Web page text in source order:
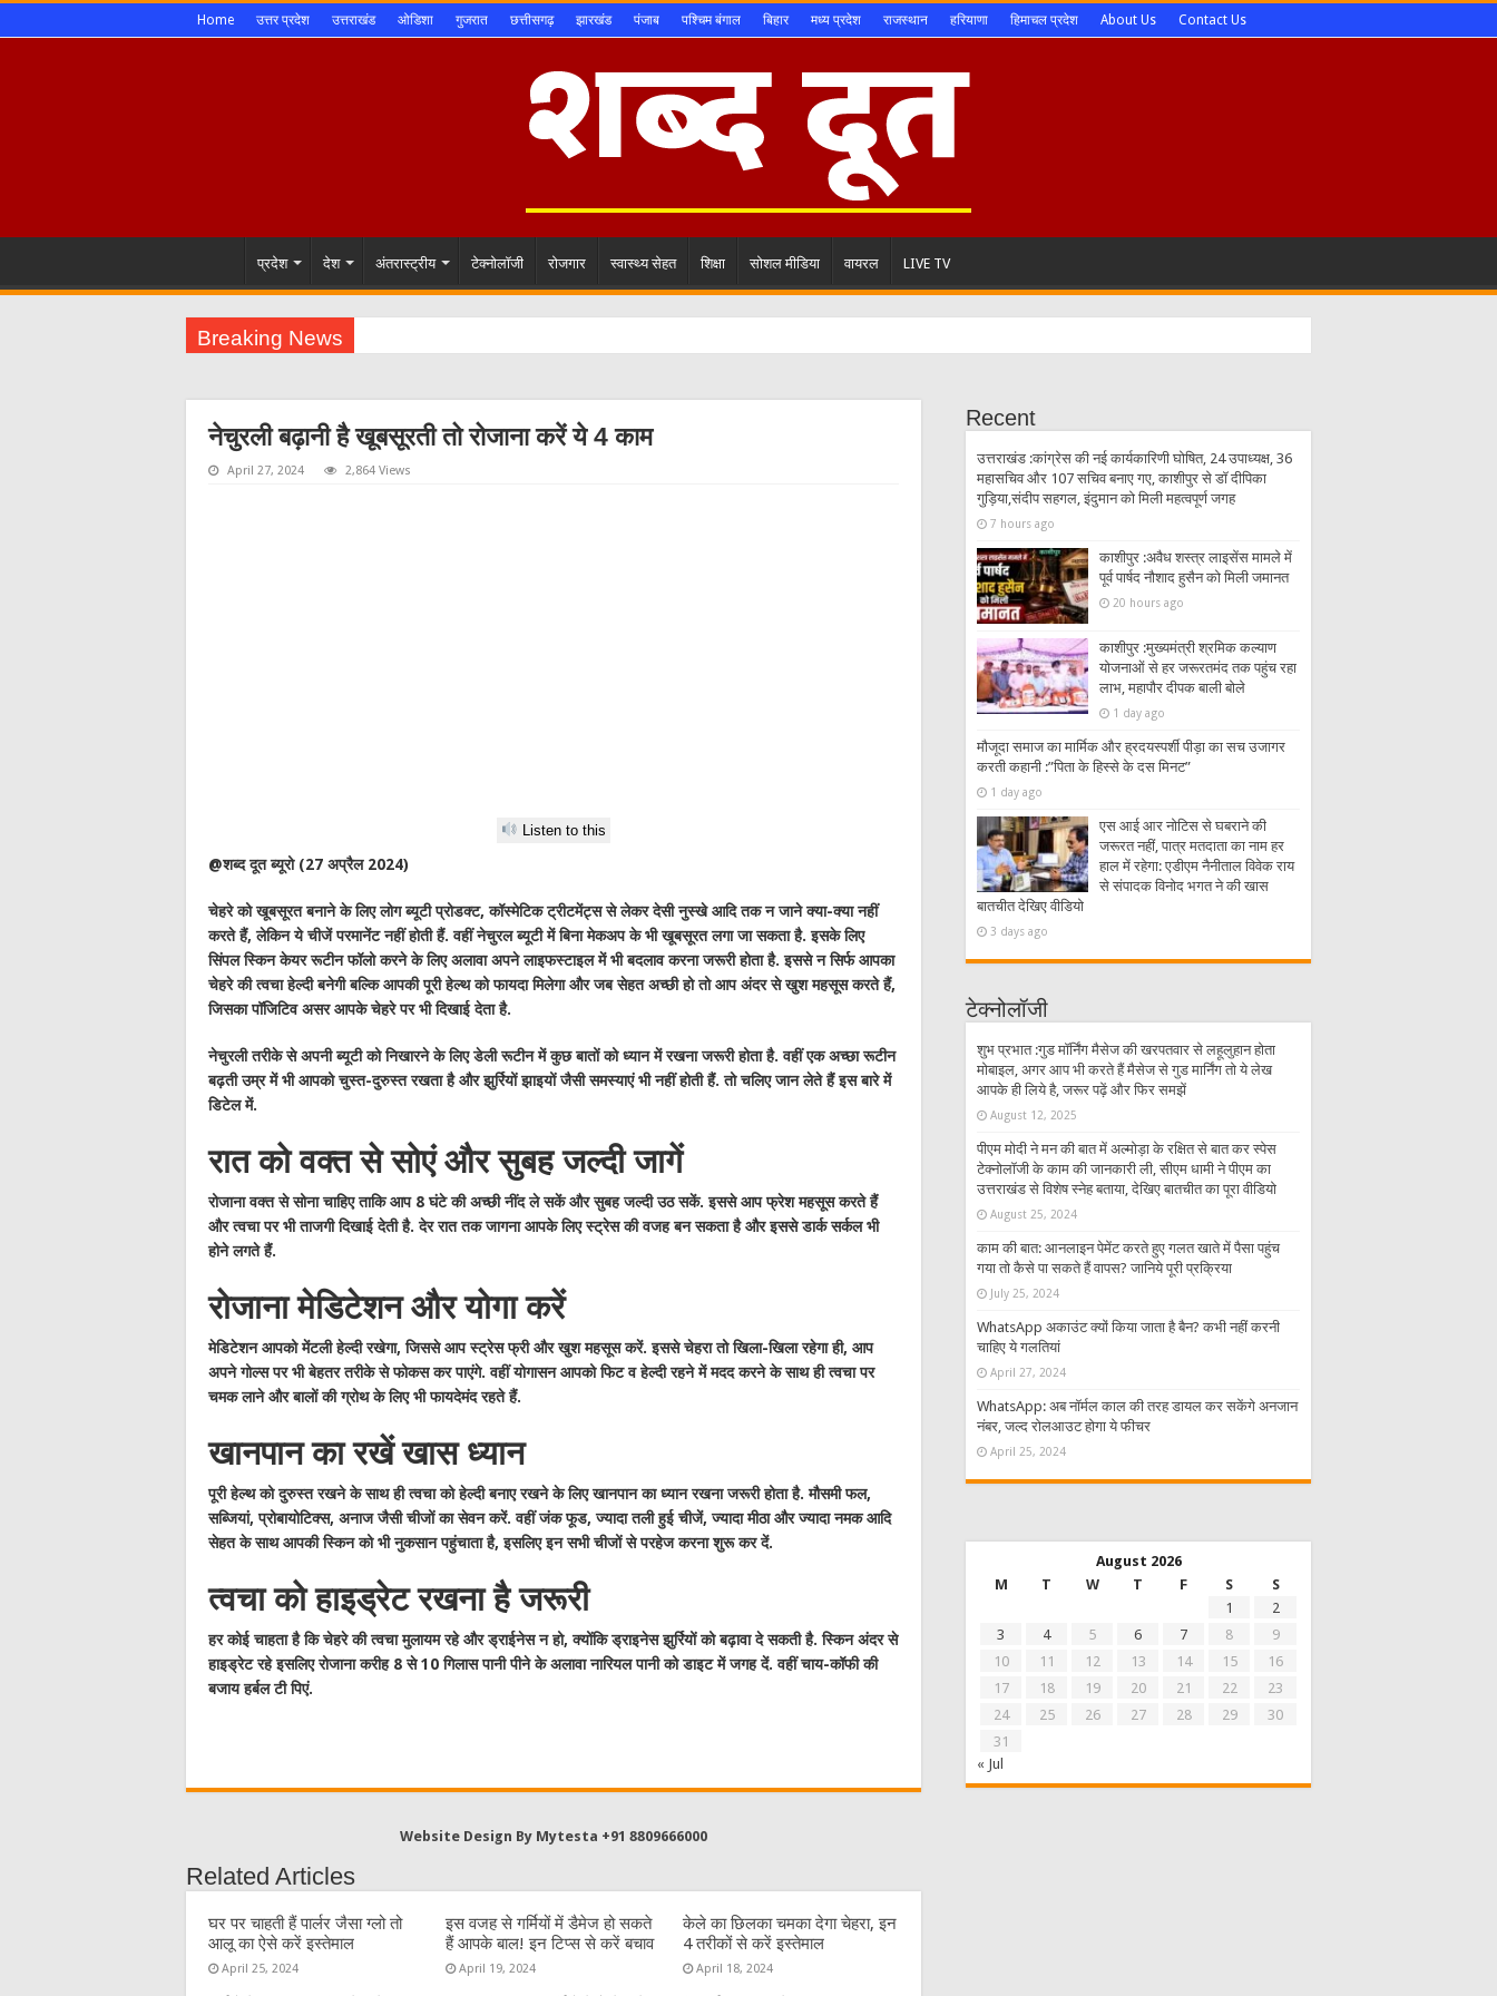
Home उत्तर प्रदेश उत्तराखंड ओडिशा गुजरात छत्तीसगढ़ झारखंड पंजाब पश्चिम बंगाल बिहार मध्य प्रदेश राजस्थान हरियाणा हिमाचल प्रदेश About Us Contact Us
प्रदेश देश अंतरास्ट्रीय टेक्नोलॉजी रोजगार स्वास्थ्य सेहत शिक्षा सोशल मीडिया वायरल LIVE TV
Breaking News
नेचुरली बढ़ानी है खूबसूरती तो रोजाना करें ये 4 काम
April 27, 2024 2,864 Views
Listen to this
@शब्द दूत ब्यूरो (27 अप्रैल 2024)
चेहरे को खूबसूरत बनाने के लिए लोग ब्यूटी प्रोडक्ट, कॉस्मेटिक ट्रीटमेंट्स से लेकर देसी नुस्खे आदि तक न जाने क्या-क्या नहीं
करते हैं, लेकिन ये चीजें परमानेंट नहीं होती हैं. वहीं नेचुरल ब्यूटी में बिना मेकअप के भी खूबसूरत लगा जा सकता है. इसके लिए
सिंपल स्किन केयर रूटीन फॉलो करने के लिए अलावा अपने लाइफस्टाइल में भी बदलाव करना जरूरी होता है. इससे न सिर्फ आपका
चेहरे की त्वचा हेल्दी बनेगी बल्कि आपकी पूरी हेल्थ को फायदा मिलेगा और जब सेहत अच्छी हो तो आप अंदर से खुश महसूस करते हैं,
जिसका पॉजिटिव असर आपके चेहरे पर भी दिखाई देता है.
नेचुरली तरीके से अपनी ब्यूटी को निखारने के लिए डेली रूटीन में कुछ बातों को ध्यान में रखना जरूरी होता है. वहीं एक अच्छा रूटीन
बढ़ती उम्र में भी आपको चुस्त-दुरुस्त रखता है और झुर्रियों झाइयों जैसी समस्याएं भी नहीं होती हैं. तो चलिए जान लेते हैं इस बारे में
डिटेल में.
रात को वक्त से सोएं और सुबह जल्दी जागें
रोजाना वक्त से सोना चाहिए ताकि आप 8 घंटे की अच्छी नींद ले सकें और सुबह जल्दी उठ सकें. इससे आप फ्रेश महसूस करते हैं
और त्वचा पर भी ताजगी दिखाई देती है. देर रात तक जागना आपके लिए स्ट्रेस की वजह बन सकता है और इससे डार्क सर्कल भी
होने लगते हैं.
रोजाना मेडिटेशन और योगा करें
मेडिटेशन आपको मेंटली हेल्दी रखेगा, जिससे आप स्ट्रेस फ्री और खुश महसूस करें. इससे चेहरा तो खिला-खिला रहेगा ही, आप
अपने गोल्स पर भी बेहतर तरीके से फोकस कर पाएंगे. वहीं योगासन आपको फिट व हेल्दी रहने में मदद करने के साथ ही त्वचा पर
चमक लाने और बालों की ग्रोथ के लिए भी फायदेमंद रहते हैं.
खानपान का रखें खास ध्यान
पूरी हेल्थ को दुरुस्त रखने के साथ ही त्वचा को हेल्दी बनाए रखने के लिए खानपान का ध्यान रखना जरूरी होता है. मौसमी फल,
सब्जियां, प्रोबायोटिक्स, अनाज जैसी चीजों का सेवन करें. वहीं जंक फूड, ज्यादा तली हुई चीजें, ज्यादा मीठा और ज्यादा नमक आदि
सेहत के साथ आपकी स्किन को भी नुकसान पहुंचाता है, इसलिए इन सभी चीजों से परहेज करना शुरू कर दें.
त्वचा को हाइड्रेट रखना है जरूरी
हर कोई चाहता है कि चेहरे की त्वचा मुलायम रहे और ड्राईनेस न हो, क्योंकि ड्राइनेस झुर्रियों को बढ़ावा दे सकती है. स्किन अंदर से
हाइड्रेट रहे इसलिए रोजाना करीह 8 से 10 गिलास पानी पीने के अलावा नारियल पानी को डाइट में जगह दें. वहीं चाय-कॉफी की
बजाय हर्बल टी पिएं.
Website Design By Mytesta +91 8809666000
Related Articles
घर पर चाहती हैं पार्लर जैसा ग्लो तो
आलू का ऐसे करें इस्तेमाल
April 25, 2024
इस वजह से गर्मियों में डैमेज हो सकते
हैं आपके बाल! इन टिप्स से करें बचाव
April 19, 2024
केले का छिलका चमका देगा चेहरा, इन
4 तरीकों से करें इस्तेमाल
April 18, 2024
Recent
उत्तराखंड :कांग्रेस की नई कार्यकारिणी घोषित, 24 उपाध्यक्ष, 36
महासचिव और 107 सचिव बनाए गए, काशीपुर से डॉ दीपिका
गुड़िया,संदीप सहगल, इंदुमान को मिली महत्वपूर्ण जगह
7 hours ago
काशीपुर :अवैध शस्त्र लाइसेंस मामले में
पूर्व पार्षद नौशाद हुसैन को मिली जमानत
20 hours ago
काशीपुर :मुख्यमंत्री श्रमिक कल्याण
योजनाओं से हर जरूरतमंद तक पहुंच रहा
लाभ, महापौर दीपक बाली बोले
1 day ago
मौजूदा समाज का मार्मिक और ह्रदयस्पर्शी पीड़ा का सच उजागर
करती कहानी :”पिता के हिस्से के दस मिनट”
1 day ago
एस आई आर नोटिस से घबराने की
जरूरत नहीं, पात्र मतदाता का नाम हर
हाल में रहेगा: एडीएम नैनीताल विवेक राय
से संपादक विनोद भगत ने की खास
बातचीत देखिए वीडियो
3 days ago
टेक्नोलॉजी
शुभ प्रभात :गुड मॉर्निंग मैसेज की खरपतवार से लहूलुहान होता
मोबाइल, अगर आप भी करते हैं मैसेज से गुड मार्निंग तो ये लेख
आपके ही लिये है, जरूर पढ़ें और फिर समझें
August 12, 2025
पीएम मोदी ने मन की बात में अल्मोड़ा के रक्षित से बात कर स्पेस
टेक्नोलॉजी के काम की जानकारी ली, सीएम धामी ने पीएम का
उत्तराखंड से विशेष स्नेह बताया, देखिए बातचीत का पूरा वीडियो
August 25, 2024
काम की बात: आनलाइन पेमेंट करते हुए गलत खाते में पैसा पहुंच
गया तो कैसे पा सकते हैं वापस? जानिये पूरी प्रक्रिया
July 25, 2024
WhatsApp अकाउंट क्यों किया जाता है बैन? कभी नहीं करनी
चाहिए ये गलतियां
April 27, 2024
WhatsApp: अब नॉर्मल काल की तरह डायल कर सकेंगे अनजान
नंबर, जल्द रोलआउट होगा ये फीचर
April 25, 2024
August 2026
M
T W T F S
S
1
2
3
4 5 6 7 8
9
10
11 12 13 14 15
16
17
18 19 20 21 22
23
24
25 26 27 28 29
30
31
« Jul